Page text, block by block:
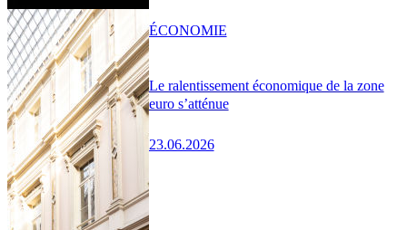
Le ralentissement économique de la zone
euro s’atténue
23.06.2026
ÉCONOMIE